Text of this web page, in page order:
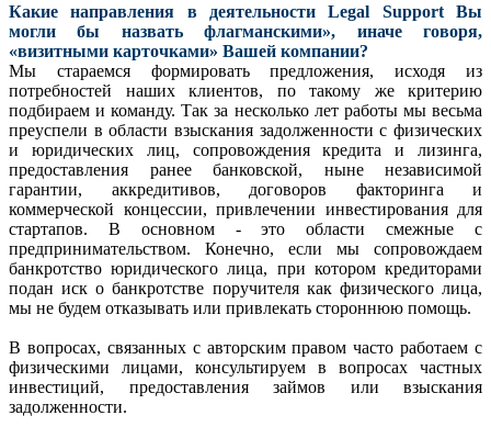
Какие направления в деятельности Legal Support Вы
могли бы назвать флагманскими», иначе говоря,
«визитными карточками» Вашей компании?
Мы стараемся формировать предложения, исходя из
потребностей наших клиентов, по такому же критерию
подбираем и команду. Так за несколько лет работы мы весьма
преуспели в области взыскания задолженности с физических
и юридических лиц, сопровождения кредита и лизинга,
предоставления ранее банковской, ныне независимой
гарантии, аккредитивов, договоров факторинга и
коммерческой концессии, привлечении инвестирования для
стартапов. В основном - это области смежные с
предпринимательством. Конечно, если мы сопровождаем
банкротство юридического лица, при котором кредиторами
подан иск о банкротстве поручителя как физического лица,
мы не будем отказывать или привлекать стороннюю помощь.
В вопросах, связанных с авторским правом часто работаем с
физическими лицами, консультируем в вопросах частных
инвестиций, предоставления займов или взыскания
задолженности.